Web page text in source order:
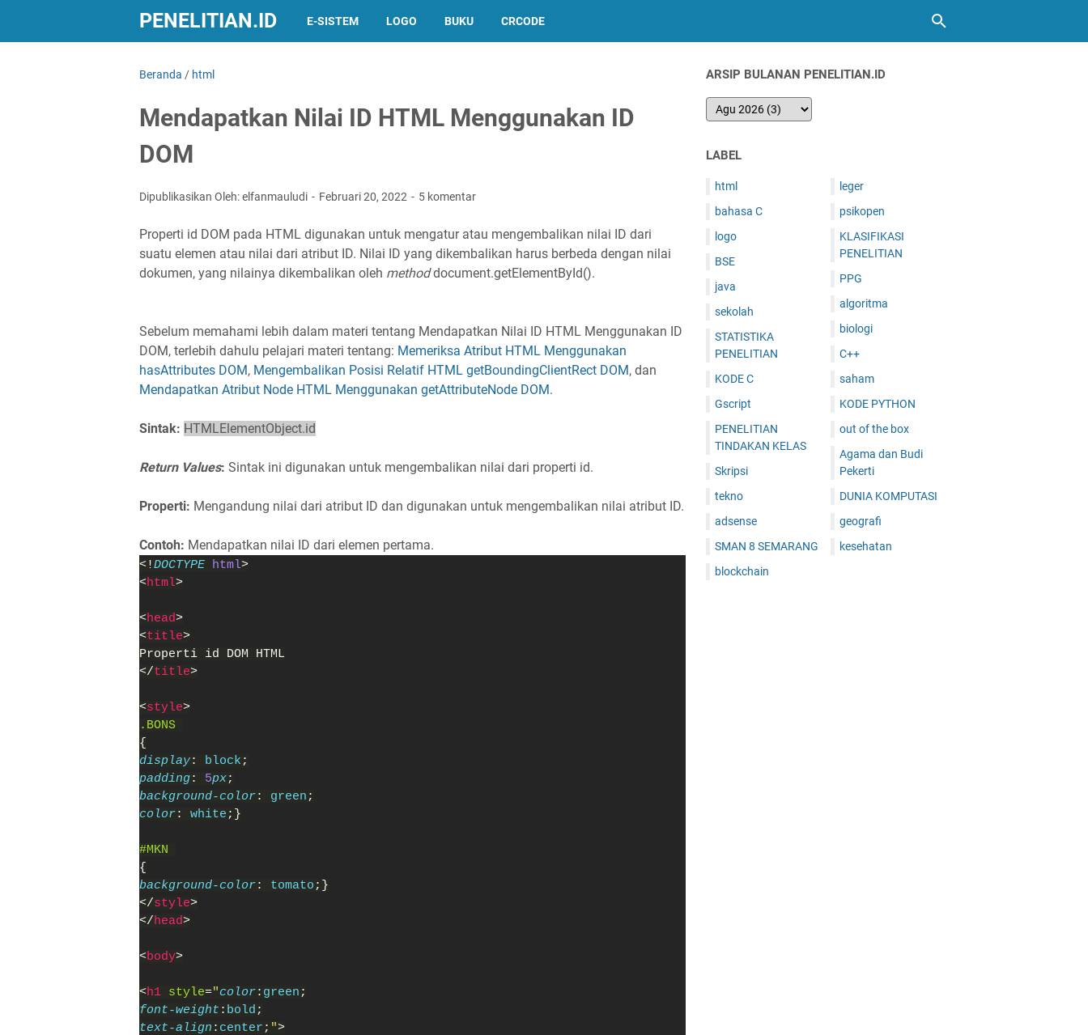
PENELITIAN.ID E-SISTEM LOGO BUKU CRCODE
Beranda / html
Mendapatkan Nilai ID HTML Menggunakan ID
DOM
Dipublikasikan Oleh: elfanmauludi Februari 20, 2022 5 komentar
Properti id DOM pada HTML digunakan untuk mengatur atau mengembalikan nilai ID dari
suatu elemen atau nilai dari atribut ID. Nilai ID yang dikembalikan harus berbeda dengan nilai
dokumen, yang nilainya dikembalikan oleh methoddocument.getElementById().
Sebelum memahami lebih dalam materi tentang Mendapatkan Nilai ID HTML Menggunakan ID
DOM, terlebih dahulu pelajari materi tentang: Memeriksa Atribut HTML Menggunakan
hasAttributes DOM, Mengembalikan Posisi Relatif HTML getBoundingClientRect DOM, dan
Mendapatkan Atribut Node HTML Menggunakan getAttributeNode DOM.
Sintak: HTMLElementObject.id
Return Values: Sintak ini digunakan untuk mengembalikan nilai dari properti id.
Properti: Mengandung nilai dari atribut ID dan digunakan untuk mengembalikan nilai atribut ID.
Contoh: Mendapatkan nilai ID dari elemen pertama.
<!DOCTYPE html>
<html>
<head>
<title>
Properti id DOM HTML
</title>
<style>
.BONS
{
display: block ;
padding: 5px;
background-color: green ;
color: white ;}
#MKN
{
background-color: tomato ;}
</style>
</head>
<body>
<h1 style="color: green ;
font-weight : bold ;
text-align : center ; ">
ARSIP BULANAN PENELITIAN.ID
LABEL
html
bahasa C
logo
BSE
java
sekolah
STATISTIKA
PENELITIAN
KODE C
Gscript
PENELITIAN
TINDAKAN KELAS
Skripsi
tekno
adsense
SMAN 8 SEMARANG
blockchain
leger
psikopen
KLASIFIKASI
PENELITIAN
PPG
algoritma
biologi
C++
saham
KODE PYTHON
out of the box
Agama dan Budi
Pekerti
DUNIA KOMPUTASI
geografi
kesehatan